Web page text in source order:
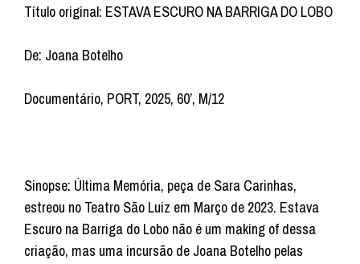
Título original: ESTAVA ESCURO NA BARRIGA DO LOBO
De: Joana Botelho
Documentário, PORT, 2025, 60’, M/12
Sinopse: Última Memória, peça de Sara Carinhas,
estreou no Teatro São Luiz em Março de 2023. Estava
Escuro na Barriga do Lobo não é um making of dessa
criação, mas uma incursão de Joana Botelho pelas